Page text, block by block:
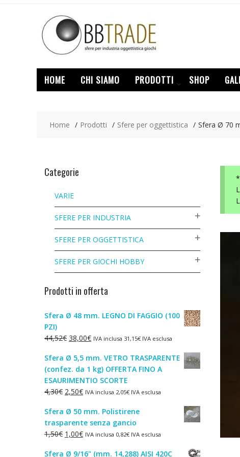
HOME CHI SIAMO PRODOTTI SHOP
Home Prodotti Sfere per oggettistica Sfera Ø 70
Categorie
VARIE
SFERE PER INDUSTRIA
SFERE PER OGGETTISTICA
SFERE PER GIOCHI HOBBY
Prodotti in offerta
Sfera Ø 48 mm. LEGNO DI FAGGIO (100
PZI)
44,52€ Il
originale
era:
44,52€.
38,00€Il
attuale
è:
38,00€.
IVA inclusa 31,15€ IVA esclusa
Sfera Ø 5,5 mm. VETRO TRASPARENTE
(confez. da 1 kg) OFFERTA FINO A
ESAURIMENTIO SCORTE
4,30€ Il
originale
era:
4,30€.
2,50€Il
attuale
è:
2,50€.
IVA inclusa 2,05€ IVA esclusa
Sfera Ø 50 mm. Polistirene
trasparente senza gancio
1,50€ Il1,00€IlIVA inclusa 0,82€ IVA esclusa
Sfera Ø 9/16" (mm. 14,288) AISI 420C